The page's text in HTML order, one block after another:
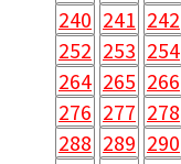
240 241 242
252 253 254
264 265 266
276 277 278
288 289 290